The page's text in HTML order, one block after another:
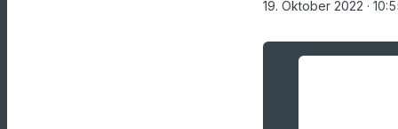
19. Oktober 2022 ·